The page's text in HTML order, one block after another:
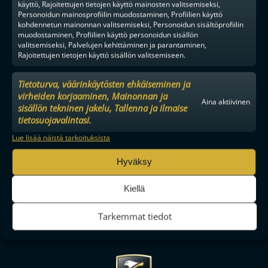
käyttö, Rajoitettujen tietojen käyttö mainosten valitsemiseksi,
Personoidun mainosprofiilin muodostaminen, Profiilien käyttö
kohdennetun mainonnan valitsemiseksi, Personoidun sisältöprofiilin
muodostaminen, Profiilien käyttö personoidun sisällön
valitsemiseksi, Palvelujen kehittäminen ja parantaminen,
Rajoitettujen tietojen käyttö sisällön valitsemiseen.
Tietoturva, väärinkäytösten ehkäiseminen ja
virheiden korjaaminen, Mainonnan ja
sisällön tekninen jakelu, Tallenna ja ilmaise
tietosuojavalintasi.
Aina aktiivinen
Lue lisää näistä tarkoituksista
Hyväksy
Kiellä
Tarkemmat tiedot